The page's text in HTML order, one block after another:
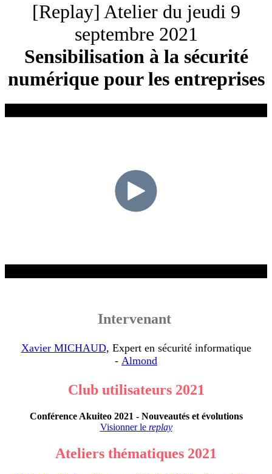
[Replay] Atelier du jeudi 9
septembre 2021
Sensibilisation à la sécurité
numérique pour les entreprises
Intervenant
Xavier MICHAUD, Expert en sécurité informatique
- Almond
Club utilisateurs 2021
Conférence Akuiteo 2021 - Nouveautés et évolutions
Visionner le replay
Ateliers thématiques 2021